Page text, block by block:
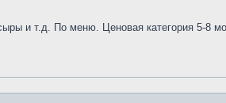
и т.д. По меню. Ценовая категория 5-8